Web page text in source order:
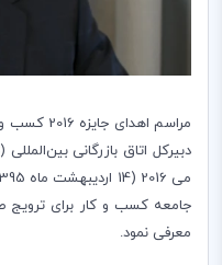
مراسم
دبیرکل اتاق بازرگانی بین‌المللی (
جامعه کسب و کار برای ترویج
معرفی نمود.